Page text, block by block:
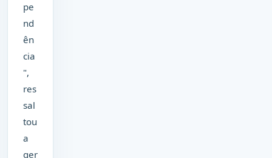
pe
nd
ên
cia
",
res
sal
tou
a
ger